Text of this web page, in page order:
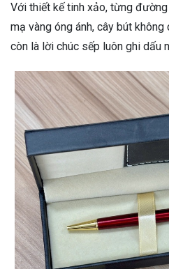
Với thiết kế tinh xảo, từng
mạ vàng óng ánh, cây bút
còn là lời chúc sếp luôn ghi dấu